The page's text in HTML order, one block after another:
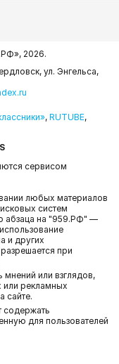
2026.
ул. Энгельса,
, RUTUBE,
сервисом
любых материалов
систем
абзаца на "959.РФ" —
и других
при
мнений или взглядов,
или рекламных
сайте.
содержать
для пользователей